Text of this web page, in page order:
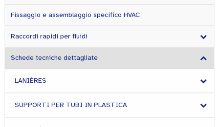
Fissaggio e assemblaggio specifico HVAC
Raccordi rapidi per fluidi
Schede tecniche dettagliate
LANIÈRES
SUPPORTI PER TUBI IN PLASTICA